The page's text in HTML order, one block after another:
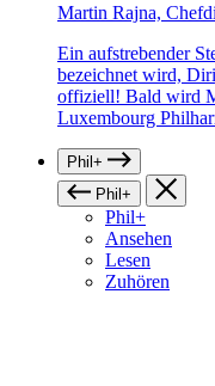
Martin Rajna,
Ein aufstrebender
bezeichnet wird,
offiziell! Bald wird
Luxembourg
Phil+
Phil+
Phil+
Ansehen
Lesen
Zuhören